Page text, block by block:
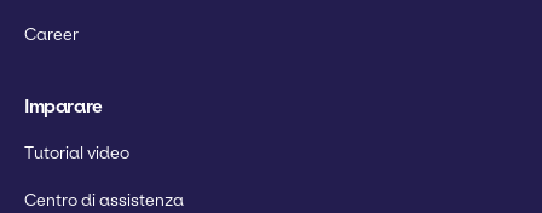
Career
Imparare
Tutorial video
Centro di assistenza